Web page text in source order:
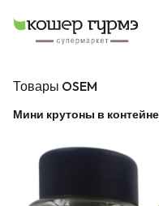
Товары OSEM
Мини крутоны в